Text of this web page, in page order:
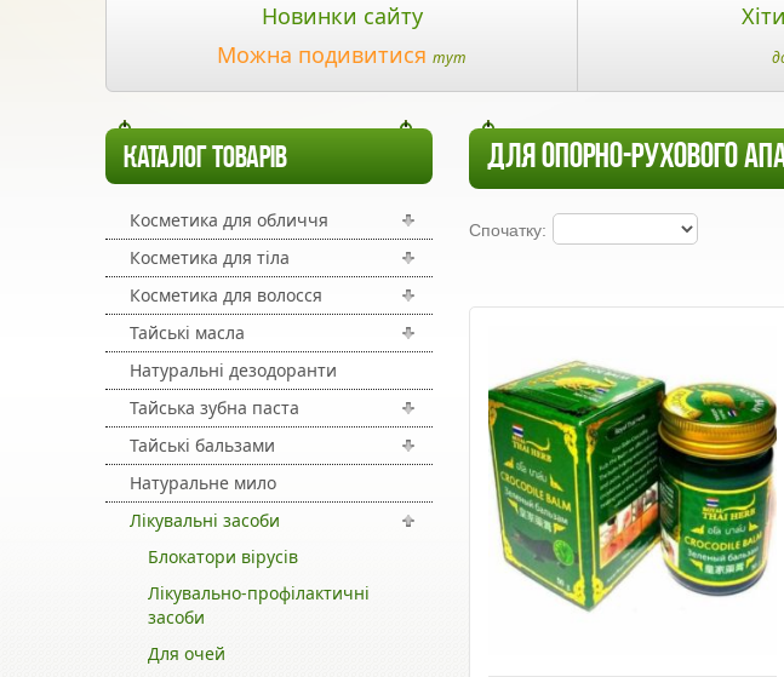
Новинки сайту
Можна подивитися тут
КАТАЛОГ ТОВАРІВ
Косметика для обличчя
Косметика для тіла
Косметика для волосся
Тайські масла
Натуральні дезодоранти
Тайська зубна паста
Тайські бальзами
Натуральне мило
Лікувальні засоби
Блокатори вірусів
Лікувально-профілактичні
засоби
Для очей
ДЛЯ ОПОРНО-РУХОВОГО
Спочатку: